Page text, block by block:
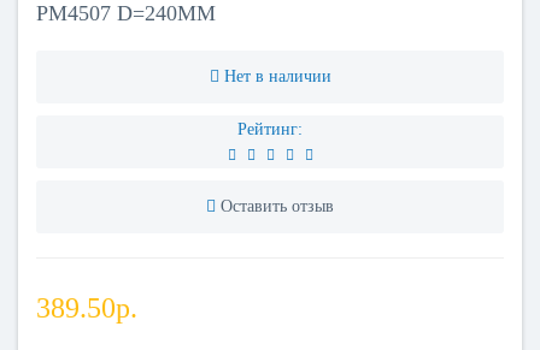
PM4507 D=240MM
Нет в наличии
Рейтинг:
Оставить отзыв
389.50р.